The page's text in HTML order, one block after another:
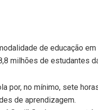
de educação
milhões de estudantes
por, no mínimo, sete
de aprendizagem.